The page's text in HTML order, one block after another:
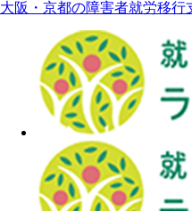
大阪・京都の障害者就労移行